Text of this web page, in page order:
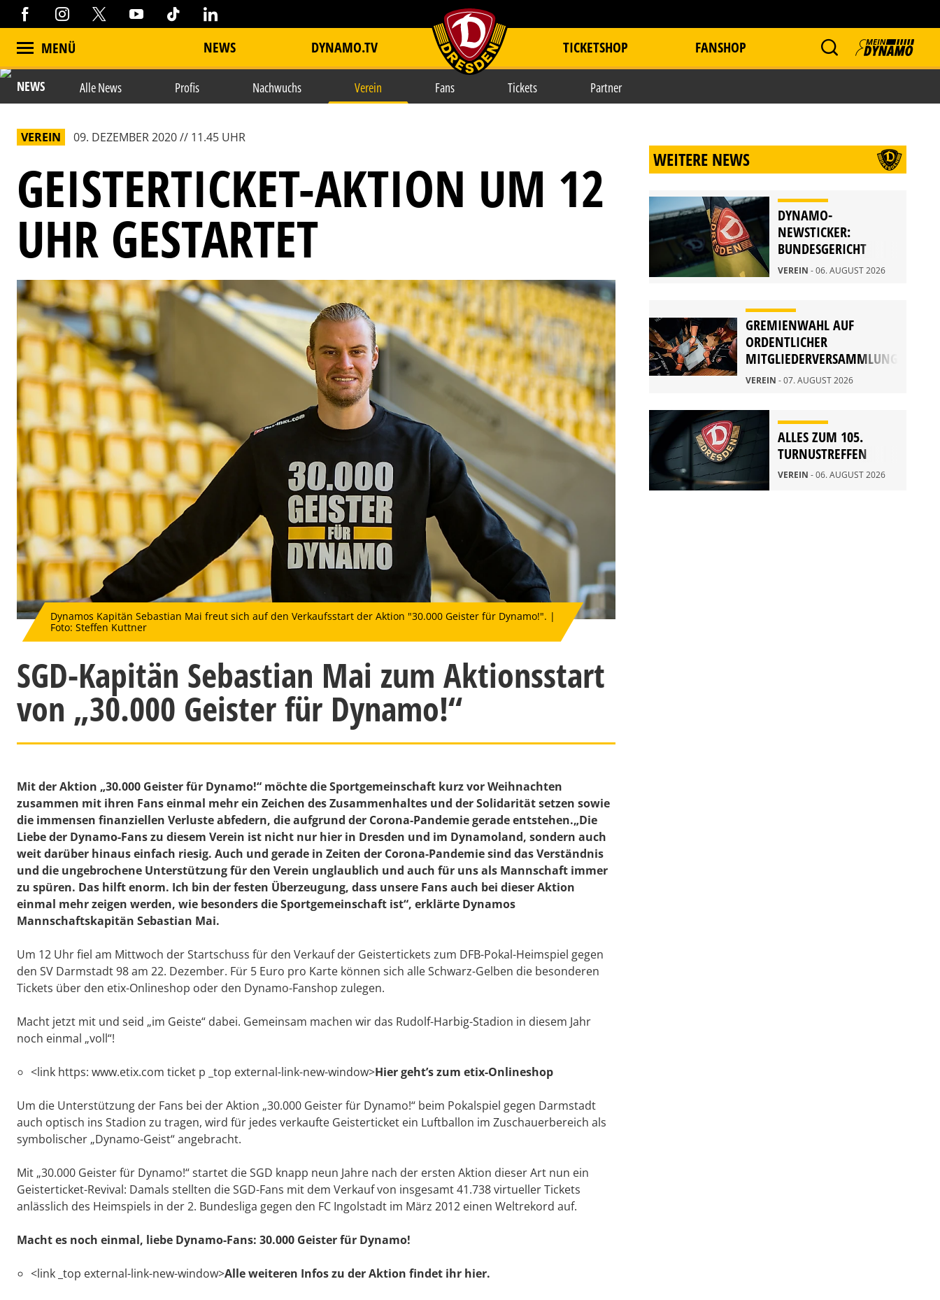
MENÜ NEWS DYNAMO.TV item.title TICKETSHOP FANSHOP
NEWS Alle News Profis Nachwuchs Verein Fans Tickets Partner
VEREIN 09. DEZEMBER 2020 // 11.45 UHR
GEISTERTICKET-AKTION UM 12
UHR GESTARTET
Dynamos Kapitän Sebastian Mai freut sich auf den Verkaufsstart der Aktion "30.000 Geister für Dynamo!". |
Foto: Steffen Kuttner
SGD-Kapitän Sebastian Mai zum Aktionsstart
von „30.000 Geister für Dynamo!“
Mit der Aktion „30.000 Geister für Dynamo!“ möchte die Sportgemeinschaft kurz vor Weihnachten
zusammen mit ihren Fans einmal mehr ein Zeichen des Zusammenhaltes und der Solidarität setzen sowie
die immensen finanziellen Verluste abfedern, die aufgrund der Corona-Pandemie gerade entstehen.„Die
Liebe der Dynamo-Fans zu diesem Verein ist nicht nur hier in Dresden und im Dynamoland, sondern auch
weit darüber hinaus einfach riesig. Auch und gerade in Zeiten der Corona-Pandemie sind das Verständnis
und die ungebrochene Unterstützung für den Verein unglaublich und auch für uns als Mannschaft immer
zu spüren. Das hilft enorm. Ich bin der festen Überzeugung, dass unsere Fans auch bei dieser Aktion
einmal mehr zeigen werden, wie besonders die Sportgemeinschaft ist“, erklärte Dynamos
Mannschaftskapitän Sebastian Mai.
Um 12 Uhr fiel am Mittwoch der Startschuss für den Verkauf der Geistertickets zum DFB-Pokal-Heimspiel gegen
den SV Darmstadt 98 am 22. Dezember. Für 5 Euro pro Karte können sich alle Schwarz-Gelben die besonderen
Tickets über den etix-Onlineshop oder den Dynamo-Fanshop zulegen.
Macht jetzt mit und seid „im Geiste“ dabei. Gemeinsam machen wir das Rudolf-Harbig-Stadion in diesem Jahr
noch einmal „voll“!
<link https: www.etix.com ticket p _top external-link-new-window>Hier geht’s zum etix-Onlineshop
Um die Unterstützung der Fans bei der Aktion „30.000 Geister für Dynamo!“ beim Pokalspiel gegen Darmstadt
auch optisch ins Stadion zu tragen, wird für jedes verkaufte Geisterticket ein Luftballon im Zuschauerbereich als
symbolischer „Dynamo-Geist“ angebracht.
Mit „30.000 Geister für Dynamo!“ startet die SGD knapp neun Jahre nach der ersten Aktion dieser Art nun ein
Geisterticket-Revival: Damals stellten die SGD-Fans mit dem Verkauf von insgesamt 41.738 virtueller Tickets
anlässlich des Heimspiels in der 2. Bundesliga gegen den FC Ingolstadt im März 2012 einen Weltrekord auf.
Macht es noch einmal, liebe Dynamo-Fans: 30.000 Geister für Dynamo!
<link _top external-link-new-window>Alle weiteren Infos zu der Aktion findet ihr hier.
WEITERE NEWS
DYNAMO-
NEWSTICKER:
BUNDESGERICHT
WEIST BERUFUNG
VEREIN - 06. AUGUST 2026
GREMIENWAHL AUF
ORDENTLICHER
MITGLIEDERVERSAMMLUNG
2026
VEREIN - 07. AUGUST 2026
ALLES ZUM 105.
TURNUSTREFFEN
VEREIN - 06. AUGUST 2026